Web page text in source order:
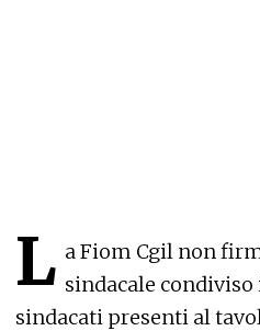
L a Fiom Cgil non
sindacale
sindacati presenti al